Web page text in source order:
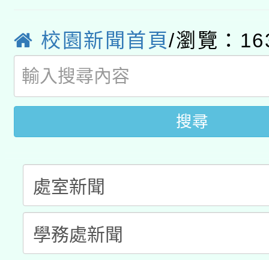
業技術研究院辦理「
用水績優單位及節水達
115年8月22日(星期六
桃園市孔廟祈福系列
開 智慧啟航」
2026年桃園地景藝術
校園新聞首頁/瀏覽：
搜尋